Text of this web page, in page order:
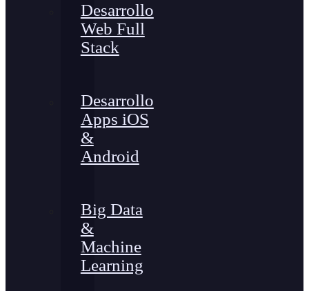
Desarrollo
Web Full
Stack
Desarrollo
Apps iOS
&
Android
Big Data
&
Machine
Learning